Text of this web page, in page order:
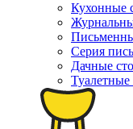
Кухонные
Серия
Дачные
Туалетные